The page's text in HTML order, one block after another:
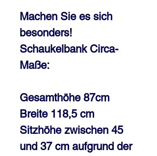
Machen Sie es sich
besonders!
Schaukelbank Circa-
Maße:
Gesamthöhe 87cm
Breite 118,5 cm
Sitzhöhe zwischen 45
und 37 cm aufgrund der